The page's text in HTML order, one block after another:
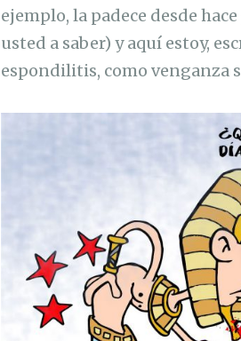
ejemplo, la padece desde
usted a saber) y aquí estoy,
espondilitis, como venganza